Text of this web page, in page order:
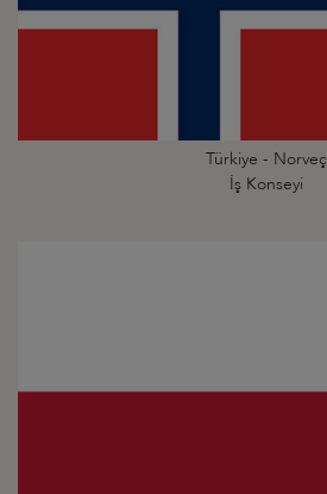
Türkiye - Norveç
İş Konseyi